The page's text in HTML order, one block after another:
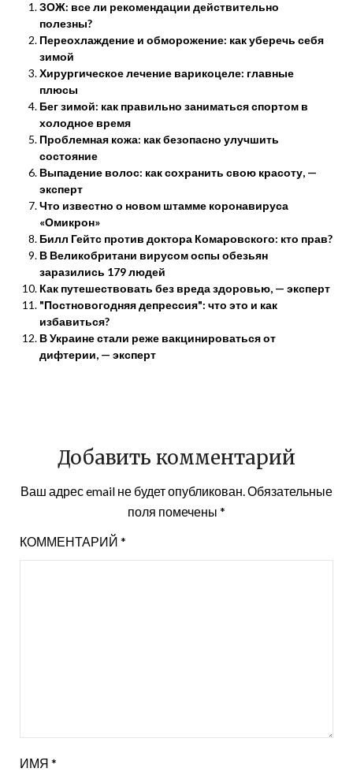
ЗОЖ: все ли рекомендации действительно
полезны?
Переохлаждение и обморожение: как уберечь себя
зимой
Хирургическое лечение варикоцеле: главные
плюсы
Бег зимой: как правильно заниматься спортом в
холодное время
Проблемная кожа: как безопасно улучшить
состояние
Выпадение волос: как сохранить свою красоту, —
эксперт
Что известно о новом штамме коронавируса
«Омикрон»
Билл Гейтс против доктора Комаровского: кто прав?
В Великобритани вирусом оспы обезьян
заразились 179 людей
Как путешествовать без вреда здоровью, — эксперт
"Постновогодняя депрессия": что это и как
избавиться?
В Украине стали реже вакцинироваться от
дифтерии, — эксперт
Добавить комментарий
Ваш адрес email не будет опубликован. Обязательные
поля помечены *
КОММЕНТАРИЙ *
ИМЯ *